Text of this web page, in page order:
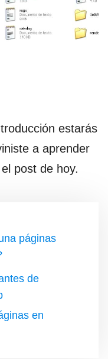
estarás
a aprender
post de hoy.
páginas
de
en